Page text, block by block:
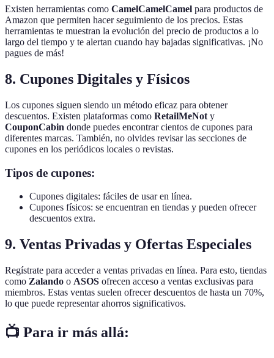
Existen herramientas como CamelCamelCamel para productos de
Amazon que permiten hacer seguimiento de los precios. Estas
herramientas te muestran la evolución del precio de productos a lo
largo del tiempo y te alertan cuando hay bajadas significativas. ¡No
pagues de más!
8. Cupones Digitales y Físicos
Los cupones siguen siendo un método eficaz para obtener
descuentos. Existen plataformas como RetailMeNot y
CouponCabin donde puedes encontrar cientos de cupones para
diferentes marcas. También, no olvides revisar las secciones de
cupones en los periódicos locales o revistas.
Tipos de cupones:
Cupones digitales: fáciles de usar en línea.
Cupones físicos: se encuentran en tiendas y pueden ofrecer
descuentos extra.
9. Ventas Privadas y Ofertas Especiales
Regístrate para acceder a ventas privadas en línea. Para esto, tiendas
como Zalando o ASOS ofrecen acceso a ventas exclusivas para
miembros. Estas ventas suelen ofrecer descuentos de hasta un 70%,
lo que puede representar ahorros significativos.
📺 Para ir más allá: